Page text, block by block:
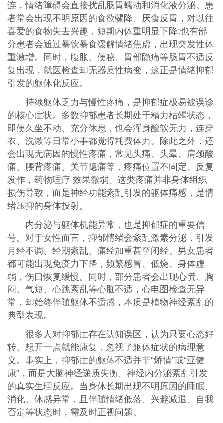
连，情绪障碍会直接扰乱肠胃蠕动和消化液分泌。患
者常会出现不明原因的食欲骤降、厌食反胃，对以往
喜爱的食物失去兴趣，短期内体重明显下降;也有部
分患者会通过暴饮暴食缓解情绪焦虑，出现突发性体
重激增。同时，腹胀、便秘、胃部隐痛等肠胃不适反
复出现，就医检查却无器质性病变，这正是情绪抑郁
引发的躯体化反应。
持续躯体乏力与慢性疼痛，是抑郁症极易被误诊
的核心症状。多数抑郁患者长期处于精力枯竭状态，
即便久坐不动、充分休息，也会浑身酸软无力，连穿
衣、洗漱等日常小事都觉得耗费体力。除此之外，还
会出现无病因的慢性疼痛，常见头痛、头晕、肩颈酸
痛、腰背疼痛、关节隐痛等，疼痛位置不固定、反复
发作，药物理疗 效果微弱。这类疼痛并非身体组织
损伤导致，而是神经功能紊乱引发的躯体痛感，是情
绪压抑的身体投射。
内分泌与躯体机能异常，也是抑郁症的重要信
号。对于女性而言，抑郁情绪会紊乱激素分泌，引发
月经不调、经期紊乱、痛经加重甚至闭经。男女患者
都可能出现免疫力下降，频繁感冒、低烧、身体虚
弱，伤口恢复缓慢。同时，部分患者会出现心慌、胸
闷、气短、心跳紊乱等心脏不适，心电图检查无异
常，却始终伴随躯体不适感，本质是植物神经紊乱的
典型表现。
很多人对抑郁症存在认知误区，认为只要心态好
转、想开一点就能康复，忽视了躯体症状的病理意
义。事实上，抑郁症的躯体不适并非“矫情”或“亚健
康”，而是大脑神经递质失衡、神经内分泌紊乱引发
的真实生理反应。当身体长期出现不明原因的睡眠、
消化、体感异常，且伴随情绪低落、兴趣减退、自我
否定等状态时，需及时正视问题。